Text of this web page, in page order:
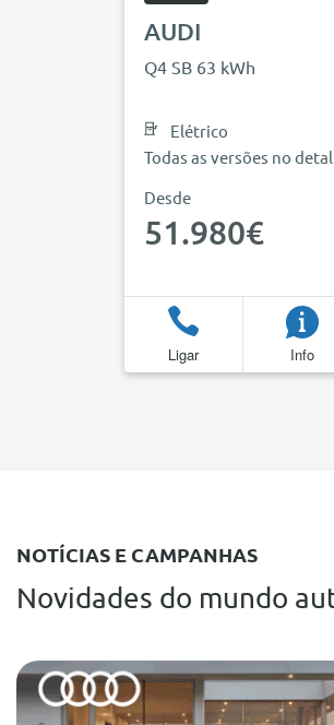
AUDI
Q4 SB 63 kWh
Elétrico
Todas as versões no
Desde
51.980€
Ligar Info
NOTÍCIAS E CAMPANHAS
Novidades do mundo